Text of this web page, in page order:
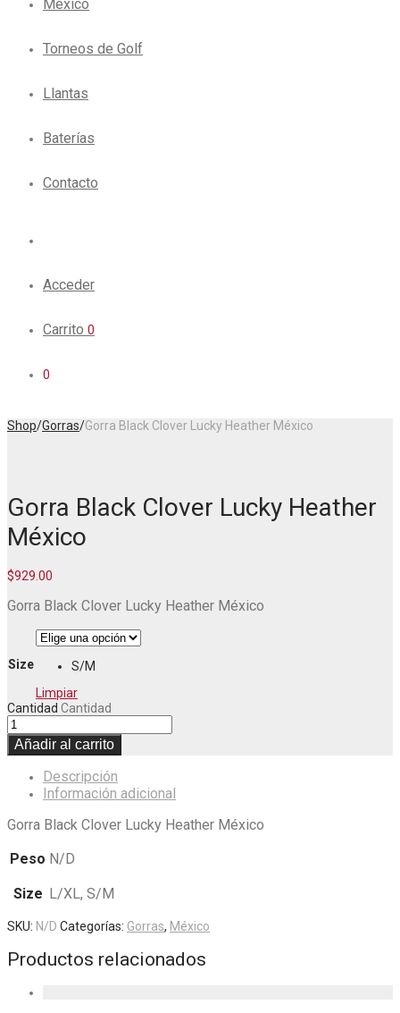
México
Torneos de Golf
Llantas
Baterías
Contacto
Acceder
Carrito 0
0
Shop/Gorras/Gorra Black Clover Lucky Heather México
Gorra Black Clover Lucky Heather
México
$929.00
Gorra Black Clover Lucky Heather México
Size
S/M
Limpiar
Cantidad Cantidad
Añadir al carrito
Descripción
Información adicional
Gorra Black Clover Lucky Heather México
Peso N/D
Size L/XL, S/M
SKU: N/D Categorías: Gorras, México
Productos relacionados